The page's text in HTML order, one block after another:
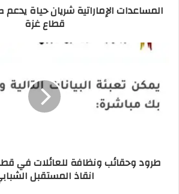
المساعدات الإماراتية شريان حياة
قطاع غزة
طرود وحقائب ونظافة للعائلات في
انقاذ المستقبل